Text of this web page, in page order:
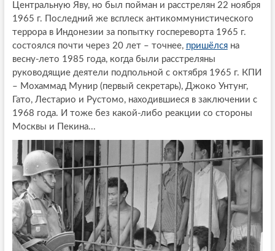
Центральную Яву, но был пойман и расстрелян 22 ноября
1965 г. Последний же всплеск антикоммунистического
террора в Индонезии за попытку госпереворта 1965 г.
состоялся почти через 20 лет – точнее, пришёлсяна
весну-лето 1985 года, когда были расстреляны
руководящие деятели подпольной с октября 1965 г. КПИ
– Мохаммад Мунир (первый секретарь), Джоко Унтунг,
Гато, Лестарио и Рустомо, находившиеся в заключении с
1968 года. И тоже без какой-либо реакции со стороны
Москвы и Пекина...